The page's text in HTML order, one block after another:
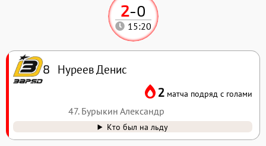
2-0
15:20
8 Нуреев Денис
2 матча подряд с голами
47. Бурыкин Александр
Кто был на льду